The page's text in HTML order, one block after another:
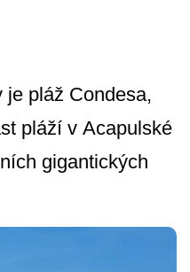
je pláž Condesa,
pláží v Acapulské
gigantických